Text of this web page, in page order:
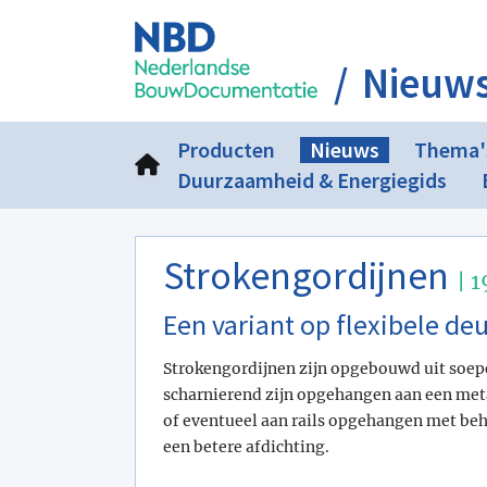
Producten Nieuws
Duurzaamheid & Energiegids
Strokengordijnen |
Een variant op flexibele
Strokengordijnen zijn opgebouwd uit
scharnierend zijn opgehangen aan een
of eventueel aan rails opgehangen met
een betere afdichting.